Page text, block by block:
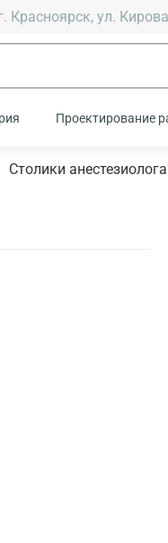
Красноярск, ул.
Проектирование
Столики анестезиолога